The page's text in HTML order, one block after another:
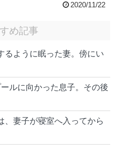
2020/11/22
め記事
るように眠った妻。傍にい
ルに向かった息子。その後
、妻子が寝室へ入ってから